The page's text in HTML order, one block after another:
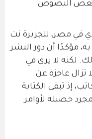
بعض النصوص
في مصر، للجزيرة نت
مؤكدًا أن دور النشر
لكنه لا يرى في
تزال عاجزة عن
إذ تبقى الكتابة
مجرد حصيلة لأوامر